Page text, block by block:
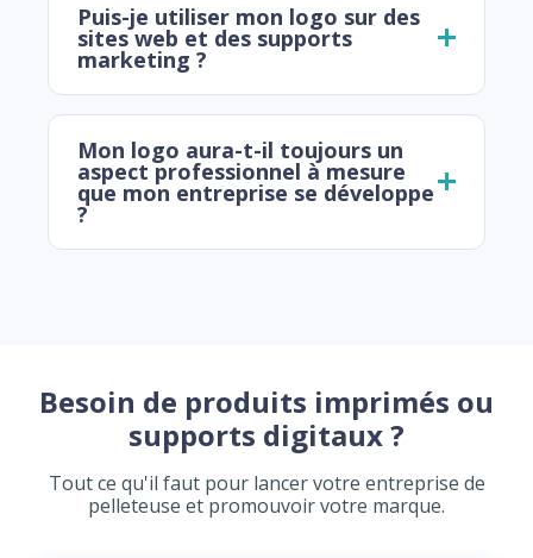
Puis-je utiliser mon logo sur des
sites web et des supports
marketing ?
Mon logo aura-t-il toujours un
aspect professionnel à mesure
que mon entreprise se développe
?
Besoin de produits imprimés ou
supports digitaux ?
Tout ce qu'il faut pour lancer votre entreprise de
pelleteuse et promouvoir votre marque.